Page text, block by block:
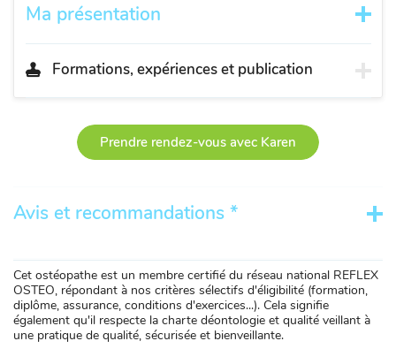
Ma présentation
Formations, expériences et publication
Prendre rendez-vous avec Karen
Avis et recommandations *
Cet ostéopathe est un membre certifié du réseau national REFLEX
OSTEO, répondant à nos critères sélectifs d'éligibilité (formation,
diplôme, assurance, conditions d'exercices...). Cela signifie
également qu'il respecte la charte déontologie et qualité veillant à
une pratique de qualité, sécurisée et bienveillante.